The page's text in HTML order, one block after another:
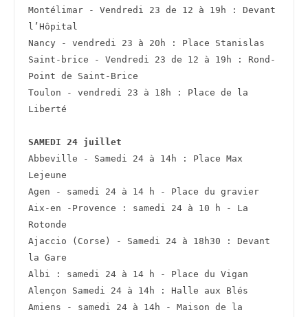
Montélimar - Vendredi 23 de 12 à 19h : Devant
l’Hôpital
Nancy - vendredi 23 à 20h : Place Stanislas
Saint-brice - Vendredi 23 de 12 à 19h : Rond-
Point de Saint-Brice
Toulon - vendredi 23 à 18h : Place de la
Liberté
SAMEDI 24 juillet
Abbeville - Samedi 24 à 14h : Place Max
Lejeune
Agen - samedi 24 à 14 h - Place du gravier
Aix-en -Provence : samedi 24 à 10 h - La
Rotonde
Ajaccio (Corse) - Samedi 24 à 18h30 : Devant
la Gare
Albi : samedi 24 à 14 h - Place du Vigan
Alençon Samedi 24 à 14h : Halle aux Blés
Amiens - samedi 24 à 14h - Maison de la